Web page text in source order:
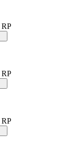
RP
RP
RP